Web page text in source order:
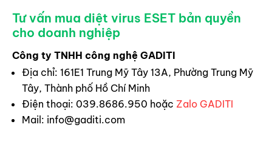
Tư vấn mua diệt virus ESET bản quyền
cho doanh nghiệp
Công ty TNHH công nghệ GADITI
Địa chỉ: 161E1 Trung Mỹ Tây 13A, Phường Trung Mỹ
Tây, Thành phố Hồ Chí Minh
Điện thoại: 039.8686.950 hoặc Zalo GADITI
Mail: info@gaditi.com